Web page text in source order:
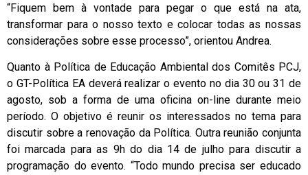
“Fiquem bem à vontade para pegar o que está na ata,
transformar para o nosso texto e colocar todas as nossas
considerações sobre esse processo”, orientou Andrea.
Quanto à Política de Educação Ambiental dos Comitês PCJ,
o GT-Política EA deverá realizar o evento no dia 30 ou 31 de
agosto, sob a forma de uma oficina on-line durante meio
período. O objetivo é reunir os interessados no tema para
discutir sobre a renovação da Política. Outra reunião conjunta
foi marcada para as 9h do dia 14 de julho para discutir a
programação do evento. “Todo mundo precisa ser educado